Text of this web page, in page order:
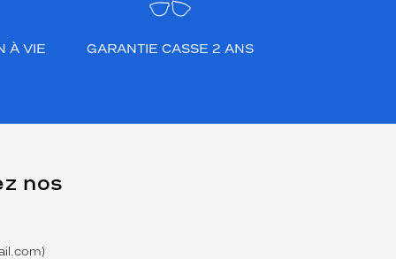
À VIE GARANTIE CASSE 2 ANS
nos